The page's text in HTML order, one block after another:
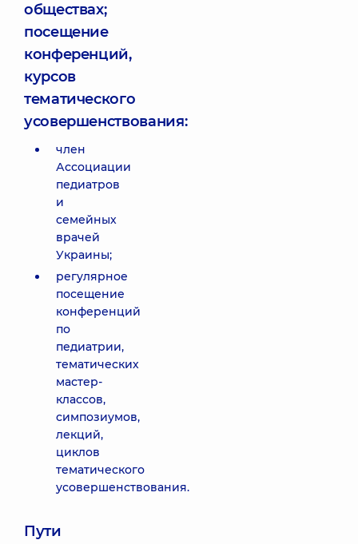
обществах;
посещение
конференций,
курсов
тематического
усовершенствования:
член
Ассоциации
педиатров
и
семейных
врачей
Украины;
регулярное
посещение
конференций
по
педиатрии,
тематических
мастер-
классов,
симпозиумов,
лекций,
циклов
тематического
усовершенствования.
Пути